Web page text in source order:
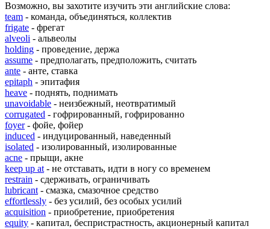
Возможно, вы захотите изучить эти английские слова:
team - команда, объединяться, коллектив
frigate - фрегат
alveoli - альвеолы
holding - проведение, держа
assume - предполагать, предположить, считать
ante - анте, ставка
epitaph - эпитафия
heave - поднять, поднимать
unavoidable - неизбежный, неотвратимый
corrugated - гофрированный, гофрированно
foyer- фойе, фойер
induced - индуцированный, наведенный
isolated - изолированный, изолированные
acne - прыщи, акне
keep up at - не отставать, идти в ногу со временем
restrain - сдерживать, ограничивать
lubricant - смазка, смазочное средство
effortlessly - без усилий, без особых усилий
acquisition - приобретение, приобретения
equity - капитал, беспристрастность, акционерный капитал